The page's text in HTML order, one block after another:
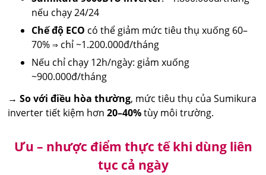
nếu chạy 24/24
Chế độ ECO có thể giảm mức tiêu thụ xuống 60–
70% ⇒ chỉ ~1.200.000đ/tháng
Nếu chỉ chạy 12h/ngày: giảm xuống
~900.000đ/tháng
→So với điều hòa thường, mức tiêu thụ của Sumikura
inverter tiết kiệm hơn20–40%tùy môi trường.
Ưu – nhược điểm thực tế khi dùng liên
tục cả ngày